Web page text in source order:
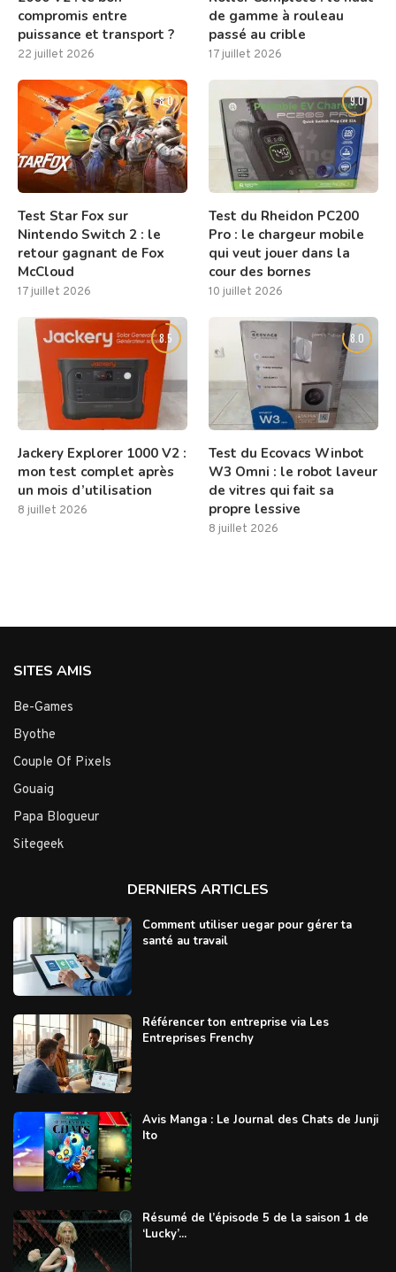
compromis entre
puissance et transport ?
22 juillet 2026
de gamme à rouleau
passé au crible
17 juillet 2026
8.0
Test Star Fox sur
Nintendo Switch 2 : le
retour gagnant de Fox
McCloud
17 juillet 2026
9.0
Test du Rheidon PC200
Pro : le chargeur mobile
qui veut jouer dans la
cour des bornes
10 juillet 2026
8.5
Jackery Explorer 1000 V2 :
mon test complet après
un mois d’utilisation
8 juillet 2026
8.0
Test du Ecovacs Winbot
W3 Omni : le robot laveur
de vitres qui fait sa
propre lessive
8 juillet 2026
SITES AMIS
Be-Games
Byothe
Couple Of Pixels
Gouaig
Papa Blogueur
Sitegeek
DERNIERS ARTICLES
Comment utiliser uegar pour gérer ta
santé au travail
Référencer ton entreprise via Les
Entreprises Frenchy
Avis Manga : Le Journal des Chats de Junji
Ito
Résumé de l’épisode 5 de la saison 1 de
‘Lucky’...